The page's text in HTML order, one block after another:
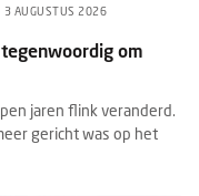
3 AUGUSTUS 2026
om
jaren flink veranderd.
gericht was op het